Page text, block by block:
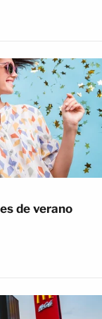
de verano